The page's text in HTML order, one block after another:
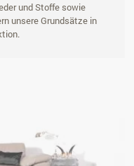
und Stoffe sowie
unsere Grundsätze in